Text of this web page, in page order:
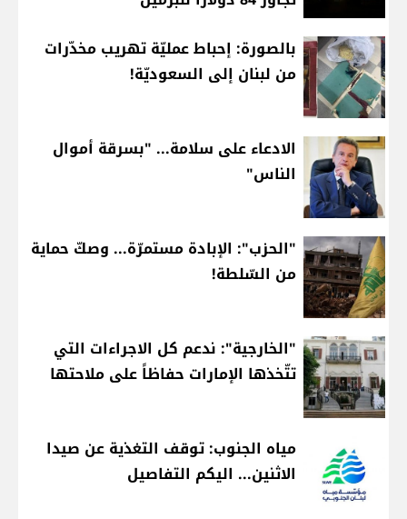
بالصورة: إحباط عمليّة تهريب مخدّرات
من لبنان إلى السعوديّة!
الادعاء على سلامة... "بسرقة أموال
الناس"
"الحزب": الإبادة مستمرّة... وصكّ حماية
من السّلطة!
"الخارجية": ندعم كل الاجراءات التي
تتّخذها الإمارات حفاظاً على ملاحتها
مياه الجنوب: توقف التغذية عن صيدا
الاثنين... اليكم التفاصيل